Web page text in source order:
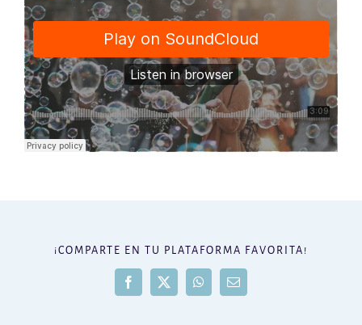
¡COMPARTE EN TU PLATAFORMA FAVORITA!
Facebook
X WhatsAppCorreo